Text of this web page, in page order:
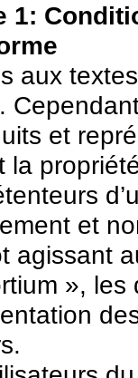
1:
aux
et
la
et
agissant
», les